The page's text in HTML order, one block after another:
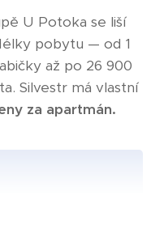
U Potoka se liší
pobytu — od 1
až po 26 900
Silvestr má vlastní
za apartmán.